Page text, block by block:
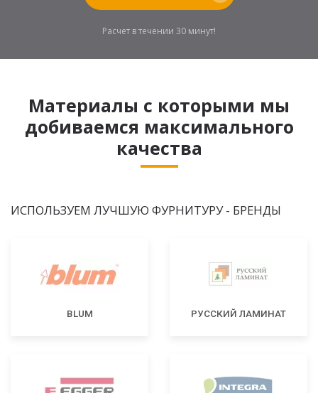
Расчет в течении 30 минут!
Материалы с которыми мы
добиваемся максимального
качества
ИСПОЛЬЗУЕМ ЛУЧШУЮ ФУРНИТУРУ - БРЕНДЫ
BLUM РУССКИЙ ЛАМИНАТ